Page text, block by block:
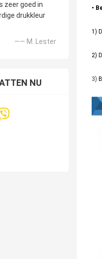
zeer goed in
drukkleur
—— M. Lester
NU
•
1)
2)
3)